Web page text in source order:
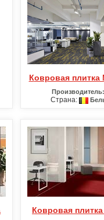
Ковровая плитка
Производитель:
Страна:
Ковровая